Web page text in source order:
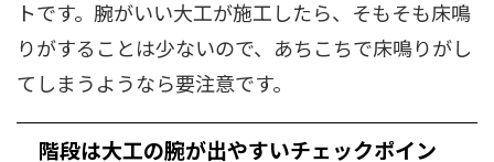
トです。腕がいい大工が施工したら、そもそも床鳴
りがすることは少ないので、あちこちで床鳴りがし
てしまうようなら要注意です。
階段は大工の腕が出やすいチェックポイン